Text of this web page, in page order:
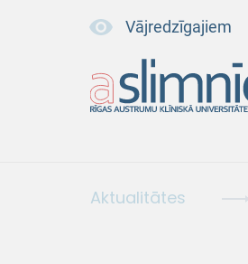
Vājredzīgajiem
Aktualitātes